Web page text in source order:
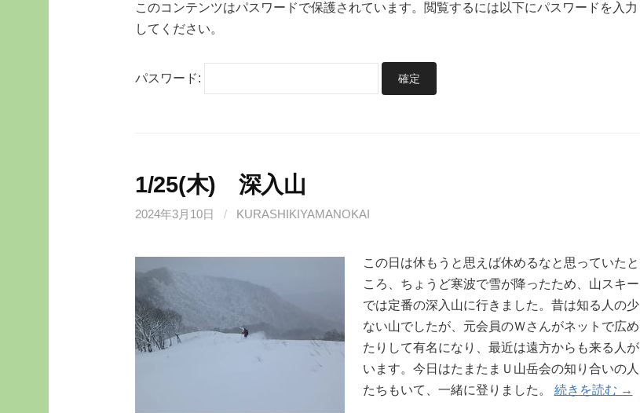
このコンテンツはパスワードで保護されています。閲覧するには以下にパスワードを入力
してください。
パスワード:
1/25(木) 深入山
2024年3月10日 / KURASHIKIYAMANOKAI
この日は休もうと思えば休めるなと思っていたと
ころ、ちょうど寒波で雪が降ったため、山スキー
では定番の深入山に行きました。昔は知る人の少
ない山でしたが、元会員のＷさんがネットで広め
たりして有名になり、最近は遠方からも来る人が
います。今日はたまたまＵ山岳会の知り合いの人
たちもいて、一緒に登りました。 続きを読む →